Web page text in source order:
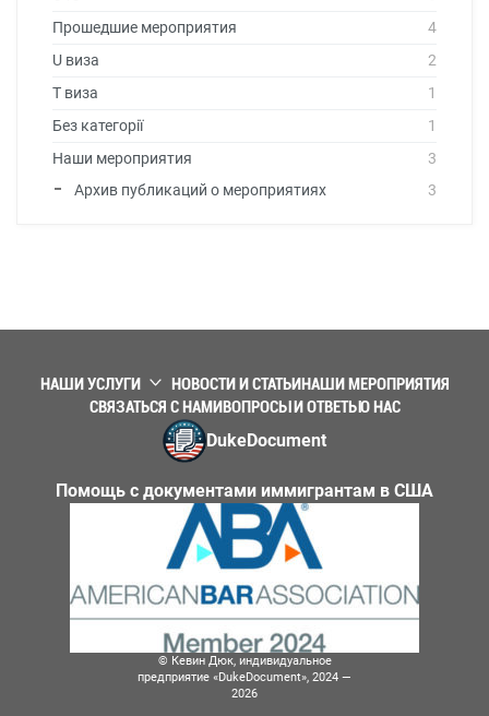
Прошедшие мероприятия
4
U виза
2
T виза
1
Без категорії
1
Наши мероприятия
3
Архив публикаций о мероприятиях
3
НАШИ УСЛУГИ НОВОСТИ И СТАТЬИНАШИ МЕРОПРИЯТИЯ
СВЯЗАТЬСЯ С НАМИВОПРОСЫ И ОТВЕТЫО НАС
DukeDocument
Помощь с документами иммигрантам в США
© Кевин Дюк, индивидуальное
предприятие «DukeDocument», 2024 —
2026